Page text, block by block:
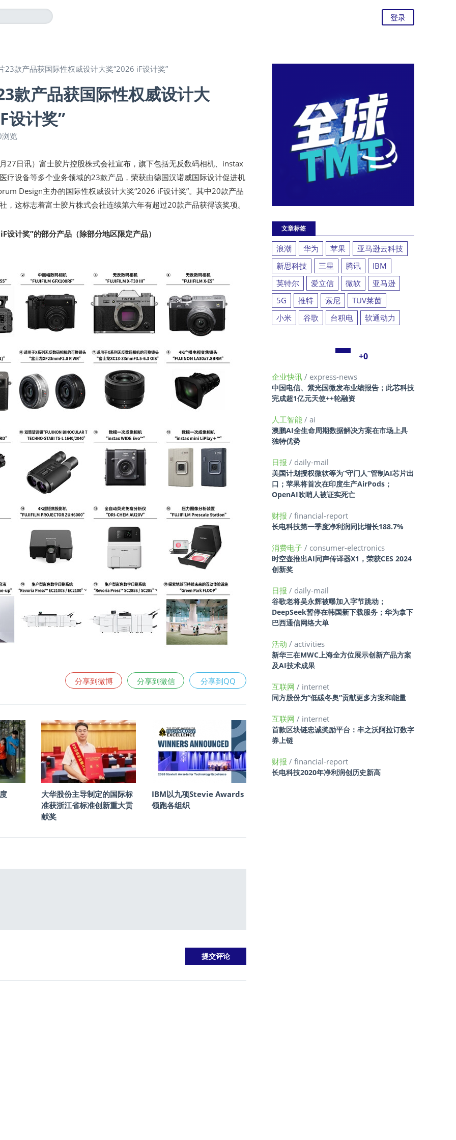
登录
23款产品获国际性权威设计大奖“2026 iF设计奖”
款产品获国际性权威设计大
设计奖”
览
27日讯）富士胶片控股株式会社宣布，旗下包括无反数码相机、instax
疗设备等多个业务领域的23款产品，荣获由德国汉诺威国际设计促进机
Design主办的国际性权威设计大奖“2026 iF设计奖”。其中20款产品
，这标志着富士胶片株式会社连续第六年有超过20款产品获得该奖项。
设计奖”的部分产品（除部分地区限定产品）
分享到微博 分享到微信 分享到QQ
大华股份主导制定的国际标
准获浙江省标准创新重大贡
献奖
IBM以九项Stevie Awards
领跑各组织
文章标签
浪潮 华为 苹果
亚马逊云科技
新思科技
三星 腾讯
IBM
英特尔
爱立信 微软
亚马逊
5G
推特 索尼
TUV莱茵
小米
谷歌 台积电 软通动力
+0
企业快讯 / express-news
中国电信、紫光国微发布业绩报告；此芯科技
完成超1亿元天使++轮融资
人工智能 / ai
澳鹏AI全生命周期数据解决方案在市场上具
独特优势
日报 / daily-mail
美国计划授权微软等为“守门人”管制AI芯片出
口；苹果将首次在印度生产AirPods；
OpenAI吹哨人被证实死亡
财报 / financial-report
长电科技第一季度净利润同比增长188.7%
消费电子 / consumer-electronics
时空壶推出AI同声传译器X1，荣获CES 2024
创新奖
日报 / daily-mail
谷歌老将吴永辉被曝加入字节跳动；
DeepSeek暂停在韩国新下载服务；华为拿下
巴西通信网络大单
活动 / activities
新华三在MWC上海全方位展示创新产品方案
及AI技术成果
互联网 / internet
同方股份为“低碳冬奥”贡献更多方案和能量
互联网 / internet
首款区块链忠诚奖励平台：丰之沃阿拉订数字
券上链
财报 / financial-report
长电科技2020年净利润创历史新高